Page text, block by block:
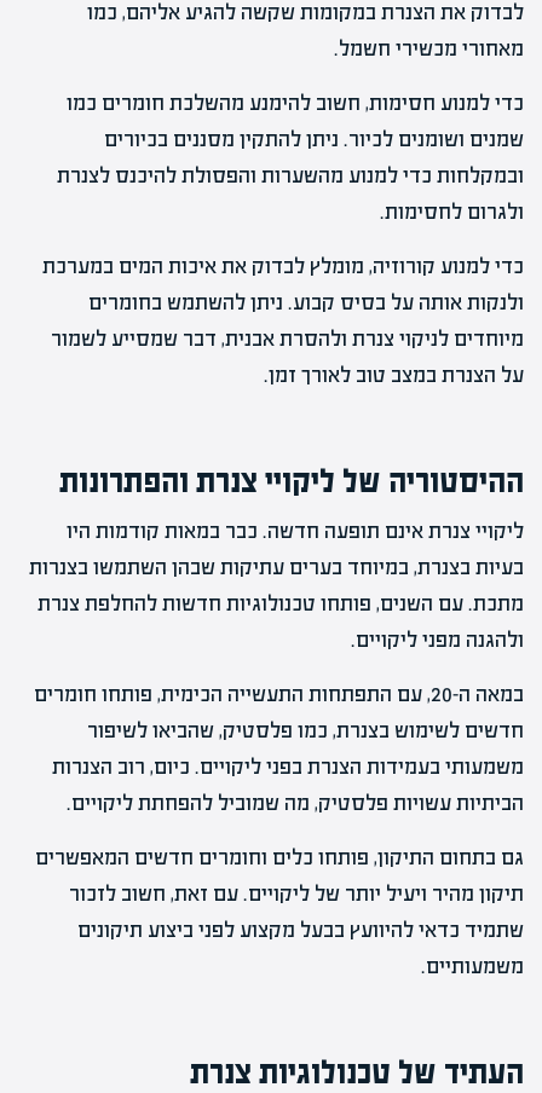
לבדוק את הצנרת במקומות שקשה להגיע אליהם, כמו
מאחורי מכשירי חשמל.
כדי למנוע חסימות, חשוב להימנע מהשלכת חומרים כמו
שמנים ושומנים לכיור. ניתן להתקין מסננים בכיורים
ובמקלחות כדי למנוע מהשערות והפסולת להיכנס לצנרת
ולגרום לחסימות.
כדי למנוע קורוזיה, מומלץ לבדוק את איכות המים במערכת
ולנקות אותה על בסיס קבוע. ניתן להשתמש בחומרים
מיוחדים לניקוי צנרת ולהסרת אבנית, דבר שמסייע לשמור
על הצנרת במצב טוב לאורך זמן.
ההיסטוריה של ליקויי צנרת והפתרונות
ליקויי צנרת אינם תופעה חדשה. כבר במאות קודמות היו
בעיות בצנרת, במיוחד בערים עתיקות שבהן השתמשו בצנרות
מתכת. עם השנים, פותחו טכנולוגיות חדשות להחלפת צנרת
ולהגנה מפני ליקויים.
במאה ה-20, עם התפתחות התעשייה הכימית, פותחו חומרים
חדשים לשימוש בצנרת, כמו פלסטיק, שהביאו לשיפור
משמעותי בעמידות הצנרת בפני ליקויים. כיום, רוב הצנרות
הביתיות עשויות פלסטיק, מה שמוביל להפחתת ליקויים.
גם בתחום התיקון, פותחו כלים וחומרים חדשים המאפשרים
תיקון מהיר ויעיל יותר של ליקויים. עם זאת, חשוב לזכור
שתמיד כדאי להיוועץ בבעל מקצוע לפני ביצוע תיקונים
משמעותיים.
העתיד של טכנולוגיות צנרת